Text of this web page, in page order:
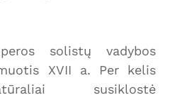
solistų vadybos
XVII a. Per kelis
susiklostė